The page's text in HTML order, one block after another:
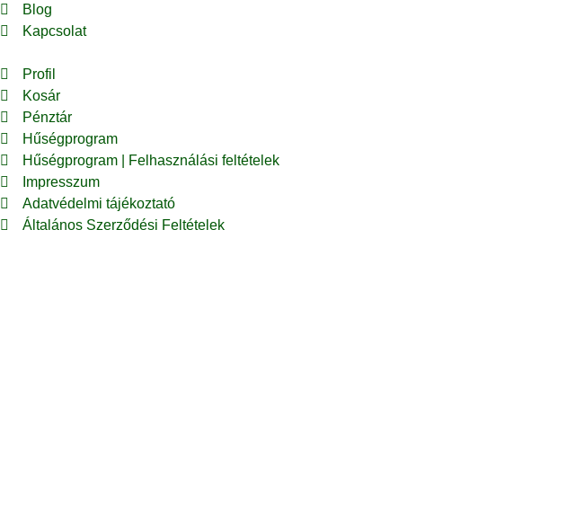
Blog
Kapcsolat
Profil
Kosár
Pénztár
Hűségprogram
Hűségprogram | Felhasználási feltételek
Impresszum
Adatvédelmi tájékoztató
Általános Szerződési Feltételek